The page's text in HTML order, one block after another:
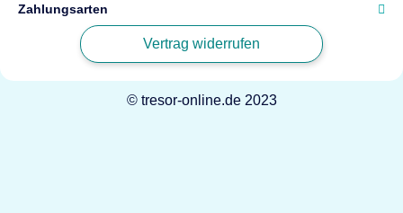
Zahlungsarten
Vertrag widerrufen
© tresor-online.de 2023